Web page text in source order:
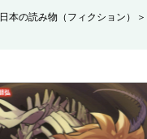
日本の読み物（フィクション）